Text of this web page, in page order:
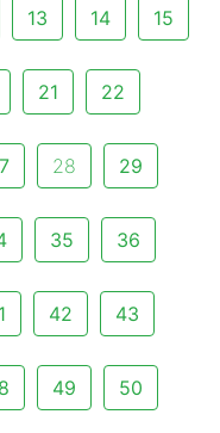
13 14 15
21 22
28 29
35 36
42 43
49 50